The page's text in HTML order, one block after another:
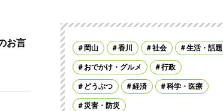
お言
岡山 香川 社会 生活・話題
おでかけ・グルメ 行政
どうぶつ 経済 科学・医療
災害・防災